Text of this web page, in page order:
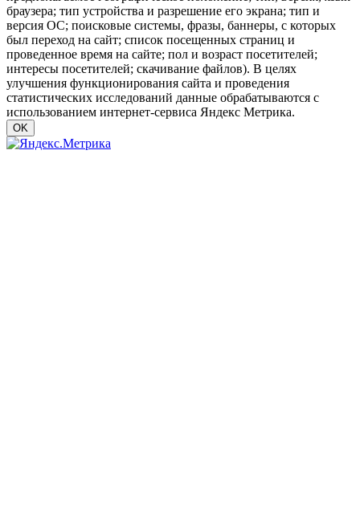
браузера; тип устройства и разрешение его экрана; тип и
версия ОС; поисковые системы, фразы, баннеры, с которых
был переход на сайт; список посещенных страниц и
проведенное время на сайте; пол и возраст посетителей;
интересы посетителей; скачивание файлов). В целях
улучшения функционирования сайта и проведения
статистических исследований данные обрабатываются с
использованием интернет-сервиса Яндекс Метрика.
OK